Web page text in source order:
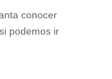
conocer
podemos ir